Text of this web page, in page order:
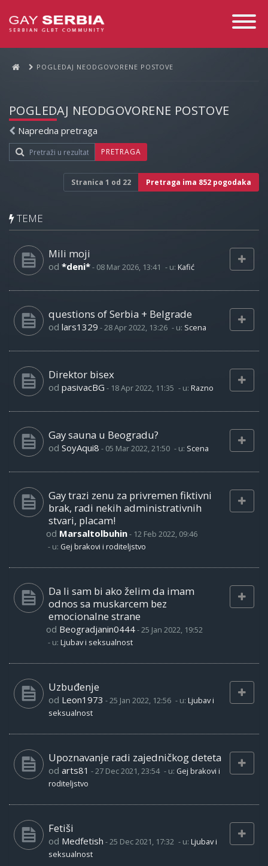
Toggle
POGLEDAJ NEODGOVORENE POSTOVE
POGLEDAJ NEODGOVORENE POSTOVE
Napredna pretraga
PRETRAGA
Stranica 1 od 22 Pretraga ima 852 pogodaka
TEME
Mili moji
od *deni*- 08 Mar 2026, 13:41 - u: Kafić
questions of Serbia + Belgrade
od lars1329 -28 Apr 2022, 13:26 - u: Scena
Direktor bisex
od pasivacBG - 18 Apr 2022, 11:35 - u: Razno
Gay sauna u Beogradu?
od SoyAqui8 - 05 Mar 2022, 21:50 - u: Scena
Gay trazi zenu za privremen fiktivni
brak, radi nekih administrativnih
stvari, placam!
od Marsaltolbuhin- 12 Feb 2022, 09:46
- u: Gej brakovi i roditeljstvo
Da li sam bi ako želim da imam
odnos sa muskarcem bez
emocionalne strane
od Beogradjanin0444-25 Jan 2022, 19:52
- u: Ljubav i seksualnost
Uzbuđenje
od Leon1973 -25 Jan 2022, 12:56 - u: Ljubav i
seksualnost
Upoznavanje radi zajedničkog deteta
od arts81 -27 Dec 2021, 23:54 - u: Gej brakovi i
roditeljstvo
Fetiši
od Medfetish -25 Dec 2021, 17:32 - u: Ljubav i
seksualnost